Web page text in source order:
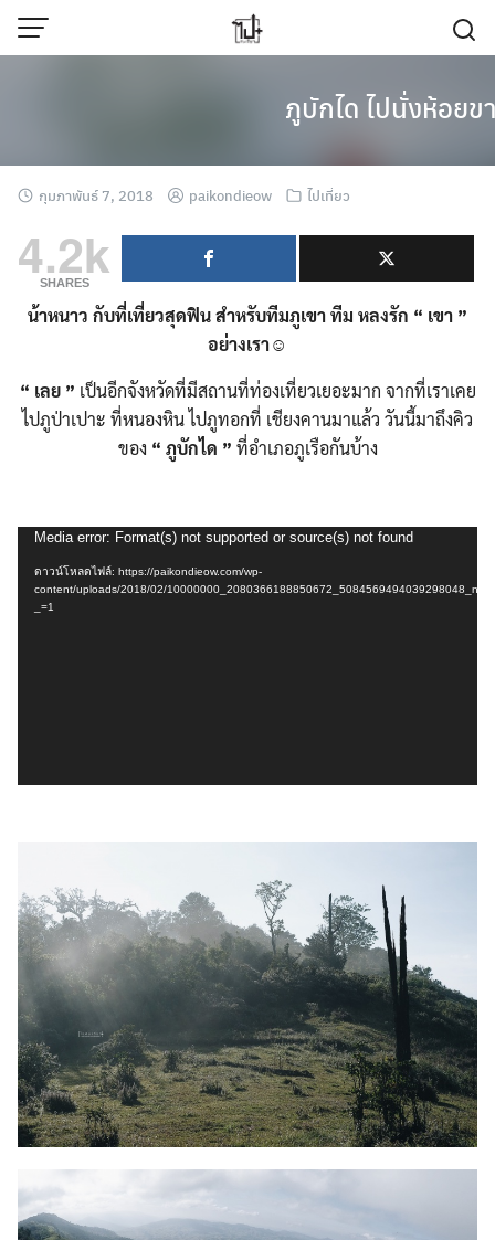
Skip
ภูบักได ไปนั่งห้อย
กุมภาพันธ์ 7, 2018 paikondieow ไปเที่ยว
4.2k
SHARES
น้าหนาว กับที่เที่ยวสุดฟินสำหรับทีมภูเขาทีม หลงรัก “ เขา ”
อย่างเรา☺
“ เลย ” เป็นอีกจังหวัดที่มีสถานที่ท่องเที่ยวเยอะมาก จากที่เราเคย
ไปภูป่าเปาะ ที่หนองหิน ไปภูทอกที่ เชียงคานมาแล้ว วันนี้มาถึงคิว
ของ “ ภูบักได ” ที่อำเภอภูเรือกันบ้าง
ตัว
เล่น
ไฟล์
Media error: Format(s) not supported or source(s) not found
ดาวน์โหลดไฟล์: https://paikondieow.com/wp-
content/uploads/2018/02/
_=1